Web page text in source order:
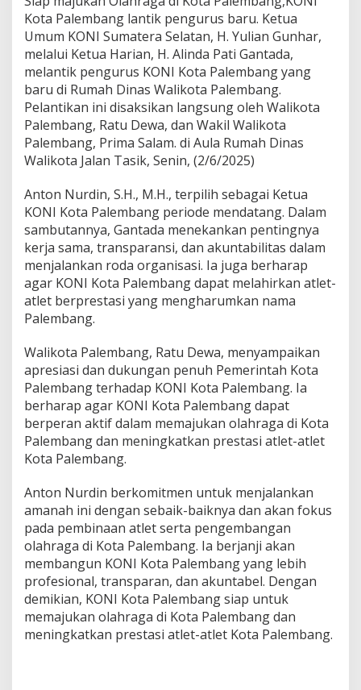
a
g
a
i
K
o
t
a
P
a
l
m
b
a
n
g
,
K
N
o
t
P
a
l
e
n
g
L
a
n
i
k
P
e
n
Kota Palembang lantik pengurus baru. Ketua
Umum KONI Sumatera Selatan, H. Yulian Gunhar,
melalui Ketua Harian, H. Alinda Pati Gantada,
melantik pengurus KONI Kota Palembang yang
baru di Rumah Dinas Walikota Palembang.
Pelantikan ini disaksikan langsung oleh Walikota
Palembang, Ratu Dewa, dan Wakil Walikota
Palembang, Prima Salam. di Aula Rumah Dinas
Walikota Jalan Tasik, Senin, (2/6/2025)
Anton Nurdin, S.H., M.H., terpilih sebagai Ketua
KONI Kota Palembang periode mendatang. Dalam
sambutannya, Gantada menekankan pentingnya
kerja sama, transparansi, dan akuntabilitas dalam
menjalankan roda organisasi. Ia juga berharap
agar KONI Kota Palembang dapat melahirkan atlet-
atlet berprestasi yang mengharumkan nama
Palembang.
Walikota Palembang, Ratu Dewa, menyampaikan
apresiasi dan dukungan penuh Pemerintah Kota
Palembang terhadap KONI Kota Palembang. Ia
berharap agar KONI Kota Palembang dapat
berperan aktif dalam memajukan olahraga di Kota
Palembang dan meningkatkan prestasi atlet-atlet
Kota Palembang.
Anton Nurdin berkomitmen untuk menjalankan
amanah ini dengan sebaik-baiknya dan akan fokus
pada pembinaan atlet serta pengembangan
olahraga di Kota Palembang. Ia berjanji akan
membangun KONI Kota Palembang yang lebih
profesional, transparan, dan akuntabel. Dengan
demikian, KONI Kota Palembang siap untuk
memajukan olahraga di Kota Palembang dan
meningkatkan prestasi atlet-atlet Kota Palembang.